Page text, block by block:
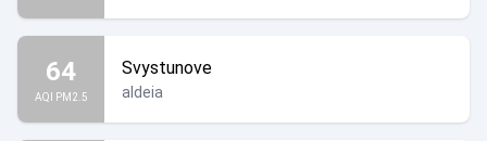
64
AQI PM2.5
Svystunove
aldeia